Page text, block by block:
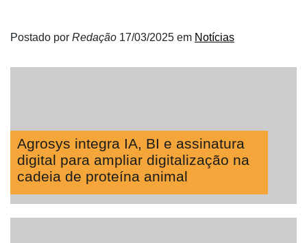
Agro
Lean
ONE
CHB
Postado por Redação 17/03/2025 em Notícias
Agrosys integra IA, BI e assinatura
digital para ampliar digitalização na
cadeia de proteína animal